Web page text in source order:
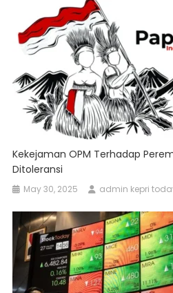
Kekejaman OPM Terhadap
Ditoleransi
May 30, 2025 admin kepri